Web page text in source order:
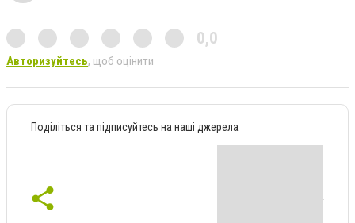
0,0
Авторизуйтесь, щоб оцінити
Поділіться та підписуйтесь на наші джерела